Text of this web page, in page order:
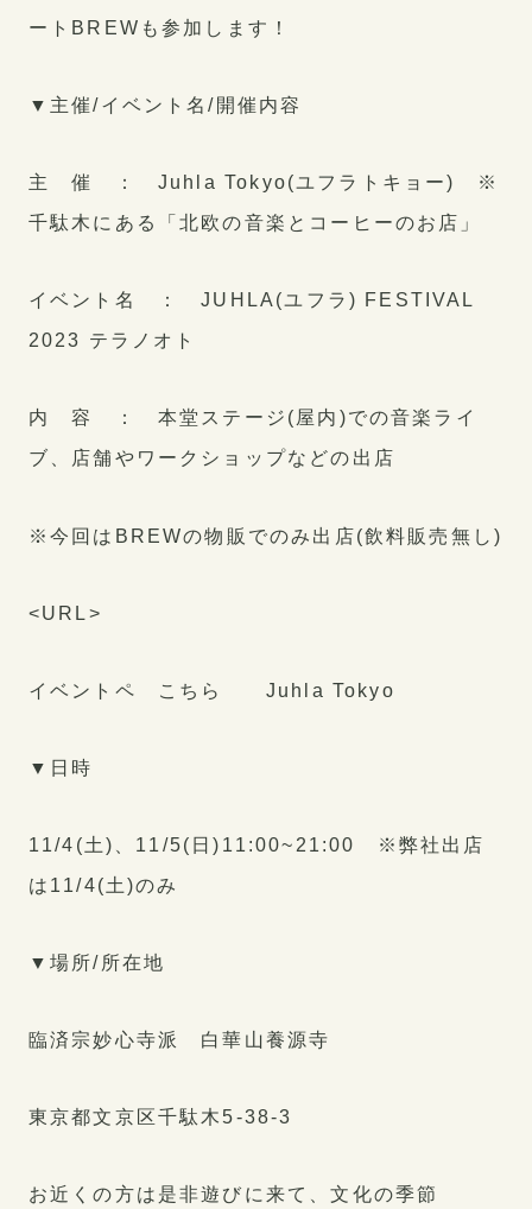
ートBREWも参加します！
▼主催/イベント名/開催内容
主 催 ： Juhla Tokyo(ユフラトキョー) ※
千駄木にある「北欧の音楽とコーヒーのお店」
イベント名 ： JUHLA(ユフラ) FESTIVAL
2023 テラノオト
内 容 ： 本堂ステージ(屋内)での音楽ライ
ブ、店舗やワークショップなどの出店
※今回はBREWの物販でのみ出店(飲料販売無し)
<URL>
イベントペ こちら Juhla Tokyo
▼日時
11/4(土)、11/5(日)11:00~21:00 ※弊社出店
は11/4(土)のみ
▼場所/所在地
臨済宗妙心寺派 白華山養源寺
東京都文京区千駄木5-38-3
お近くの方は是非遊びに来て、文化の季節